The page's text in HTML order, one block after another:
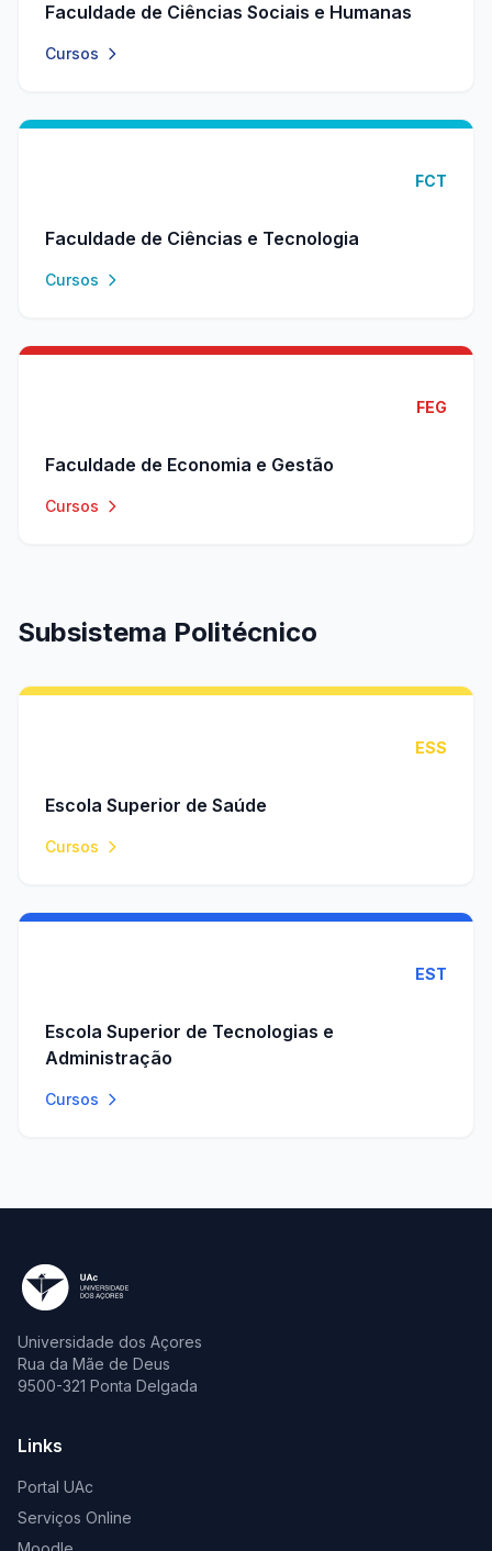
Faculdade de Ciências Sociais e Humanas
Cursos
FCT
Faculdade de Ciências e Tecnologia
Cursos
FEG
Faculdade de Economia e Gestão
Cursos
Subsistema Politécnico
ESS
Escola Superior de Saúde
Cursos
EST
Escola Superior de Tecnologias e
Administração
Cursos
Universidade dos Açores
Rua da Mãe de Deus
9500-321 Ponta Delgada
Links
Portal UAc
Serviços Online